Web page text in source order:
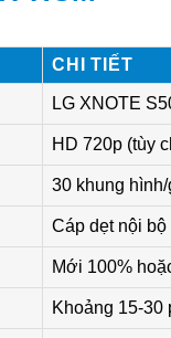
CHI TIẾT
LG XNOTE
HD 720p (tùy
30 khung
Cáp dẹt nội
Mới 100%
Khoảng 15-30